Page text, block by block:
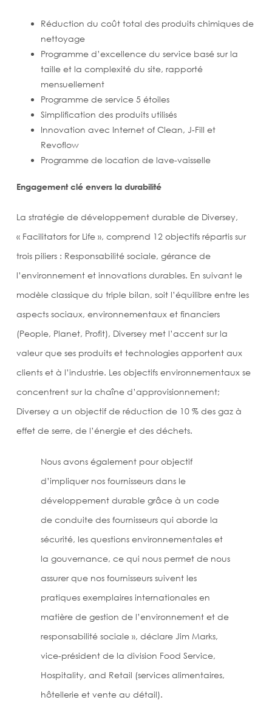
Réduction du coût total des produits chimiques de
nettoyage
Programme d’excellence du service basé sur la
taille et la complexité du site, rapporté
mensuellement
Programme de service 5 étoiles
Simplification des produits utilisés
Innovation avec Internet of Clean, J-Fill et
Revoflow
Programme de location de lave-vaisselle
Engagement clé envers la durabilité
La stratégie de développement durable de Diversey,
« Facilitators for Life », comprend 12 objectifs répartis sur
trois piliers : Responsabilité sociale, gérance de
l’environnement et innovations durables. En suivant le
modèle classique du triple bilan, soit l’équilibre entre les
aspects sociaux, environnementaux et financiers
(People, Planet, Profit), Diversey met l’accent sur la
valeur que ses produits et technologies apportent aux
clients et à l’industrie. Les objectifs environnementaux se
concentrent sur la chaîne d’approvisionnement;
Diversey a un objectif de réduction de 10 % des gaz à
effet de serre, de l’énergie et des déchets.
Nous avons également pour objectif
d’impliquer nos fournisseurs dans le
développement durable grâce à un code
de conduite des fournisseurs qui aborde la
sécurité, les questions environnementales et
la gouvernance, ce qui nous permet de nous
assurer que nos fournisseurs suivent les
pratiques exemplaires internationales en
matière de gestion de l’environnement et de
responsabilité sociale », déclare Jim Marks,
vice-président de la division Food Service,
Hospitality, and Retail (services alimentaires,
hôtellerie et vente au détail).